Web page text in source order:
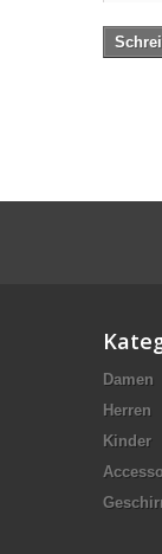
Damen
Herren
Kinder